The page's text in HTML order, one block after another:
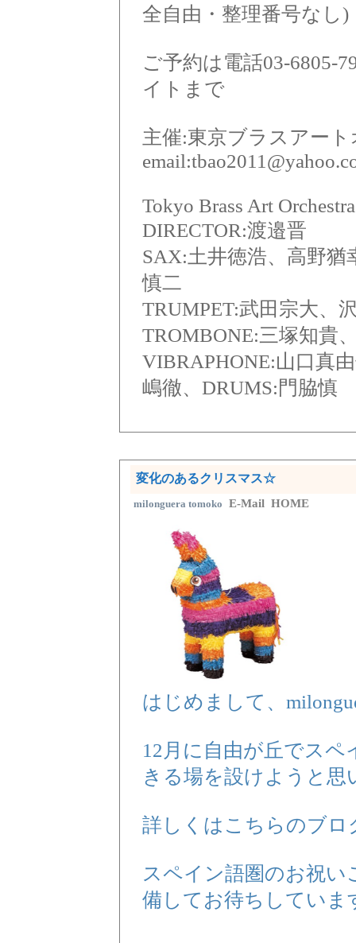
全自由・整理番号なし)
ご予約は電話03-6805-
イトまで
主催:東京ブラスアー
Tokyo Brass Art
DIRECTOR:渡邉晋
SAX:土井徳浩、高野猶
慎二
TRUMPET:武田宗大、
TROMBONE:三塚知貴
VIBRAPHONE:山口真
嶋徹、DRUMS:門脇慎
変化のあるクリスマス☆
milonguera tomoko E-Mail HOME
はじめまして、
12月に自由が丘でス
きる場を設けようと思
詳しくはこちらのブロ
スペイン語圏のお祝
備してお待ちしてい